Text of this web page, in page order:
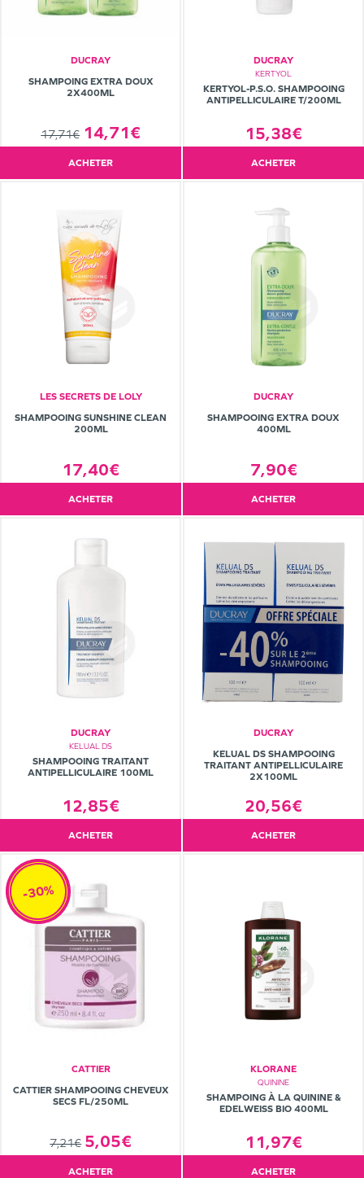
DUCRAY
SHAMPOING EXTRA DOUX
2X400ML
17,71€ 14,71€
ACHETER
DUCRAY
KERTYOL
KERTYOL-P.S.O. SHAMPOOING
ANTIPELLICULAIRE T/200ML
15,38€
ACHETER
LES SECRETS DE LOLY
SHAMPOOING SUNSHINE CLEAN
200ML
17,40€
ACHETER
DUCRAY
SHAMPOOING EXTRA DOUX
400ML
7,90€
ACHETER
DUCRAY
KELUAL DS
SHAMPOOING TRAITANT
ANTIPELLICULAIRE 100ML
12,85€
ACHETER
DUCRAY
KELUAL DS SHAMPOOING
TRAITANT ANTIPELLICULAIRE
2X100ML
20,56€
ACHETER
CATTIER
CATTIER SHAMPOOING CHEVEUX
SECS FL/250ML
7,21€ 5,05€
-30%
ACHETER
KLORANE
QUININE
SHAMPOING À LA QUININE &
EDELWEISS BIO 400ML
11,97€
ACHETER